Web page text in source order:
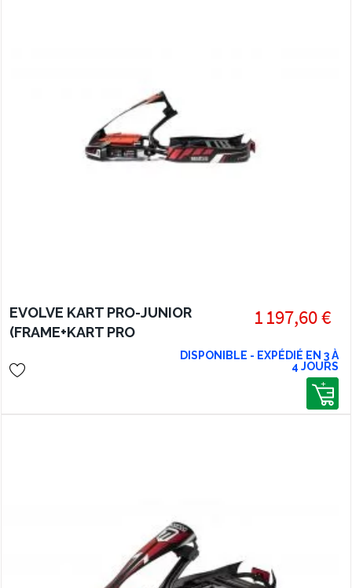
EVOLVE KART PRO-JUNIOR
(FRAME+KART PRO
BRACKETS+JUNIOR KART SEAT)
1 197,60 €
DISPONIBLE - EXPÉDIÉ EN 3 À
4 JOURS